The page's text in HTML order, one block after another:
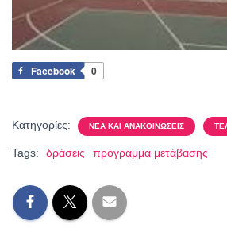
Facebook 0
Κατηγορίες: ΝΈΑ ΚΑΙ ΑΝΑΚΟΙΝΏΣΕΙΣ
Tags: δράσεις πρόγραμμα μετάβασης